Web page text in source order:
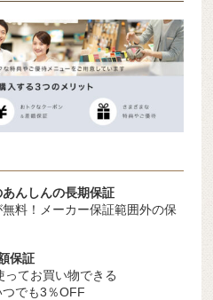
んしんの長期保証
料！メーカー保証範囲外の保
保証
ってお買い物できる
つでも3％OFF